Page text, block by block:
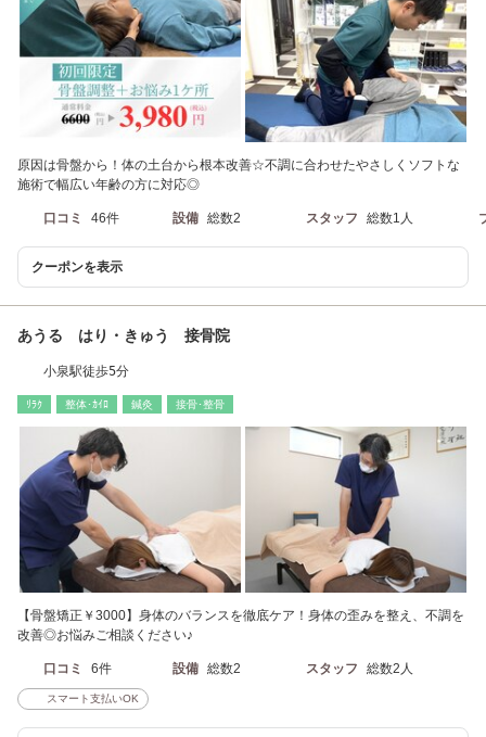
原因は骨盤から！体の土台から根本改善☆不調に合わせたやさしくソフトな
施術で幅広い年齢の方に対応◎
口コミ 46件 設備 総数2 スタッフ 総数1人
クーポンを表示
あうる はり・きゅう 接骨院
小泉駅徒歩5分
ﾘﾗｸ 整体･ｶｲﾛ 鍼灸 接骨･整骨
【骨盤矯正￥3000】身体のバランスを徹底ケア！身体の歪みを整え、不調を
改善◎お悩みご相談ください♪
口コミ 6件 設備 総数2 スタッフ 総数2人
スマート支払いOK